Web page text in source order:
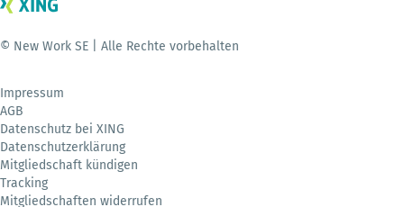
© New Work SE | Alle Rechte vorbehalten
Impressum
AGB
Datenschutz bei XING
Datenschutzerklärung
Mitgliedschaft kündigen
Tracking
Mitgliedschaften widerrufen